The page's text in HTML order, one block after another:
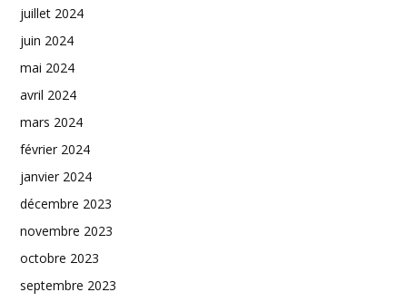
juillet 2024
juin 2024
mai 2024
avril 2024
mars 2024
février 2024
janvier 2024
décembre 2023
novembre 2023
octobre 2023
septembre 2023